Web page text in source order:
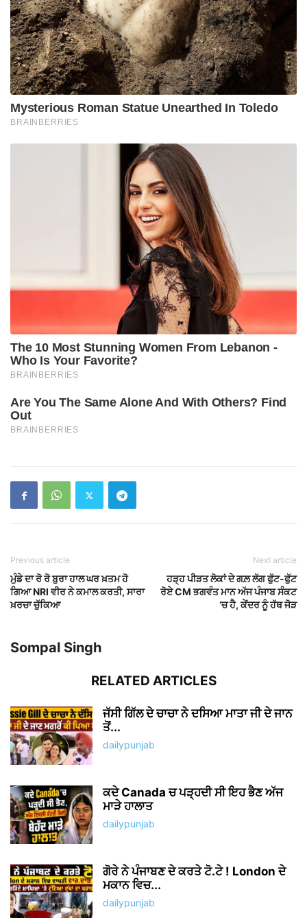
Previous article
ਮੁੰਡੇ ਦਾ ਰੋ ਰੋ ਬੁਰਾ ਹਾਲ ਘਰ ਖ਼ਤਮ ਹੋ
ਗਿਆ NRI ਵੀਰ ਨੇ ਕਮਾਲ ਕਰਤੀ, ਸਾਰਾ
ਖ਼ਰਚਾ ਚੁੱਕਿਆ
Next article
ਹੜ੍ਹ ਪੀੜਤ ਲੋਕਾਂ ਦੇ ਗਲ਼ ਲੱਗ ਫੁੱਟ-ਫੁੱਟ
ਰੋਏ CM ਭਗਵੰਤ ਮਾਨ ਅੱਜ ਪੰਜਾਬ ਸੰਕਟ
‘ਚ ਹੈ, ਕੇਂਦਰ ਨੂੰ ਹੱਥ ਜੋੜ
Sompal Singh
RELATED ARTICLES
ਜੱਸੀ ਗਿੱਲ ਦੇ ਚਾਚਾ ਨੇ ਦਸਿਆ ਮਾਤਾ ਜੀ ਦੇ ਜਾਨ
ਤੋਂ...
dailypunjab
ਕਦੇ Canada ਚ ਪੜ੍ਹਦੀ ਸੀ ਇਹ ਭੈਣ ਅੱਜ
ਮਾੜੇ ਹਾਲਾਤ
dailypunjab
ਗੋਰੇ ਨੇ ਪੰਜਾਬਣ ਦੇ ਕਰਤੇ ਟੋ.ਟੇ ! London ਦੇ
ਮਕਾਨ ਵਿਚ...
dailypunjab